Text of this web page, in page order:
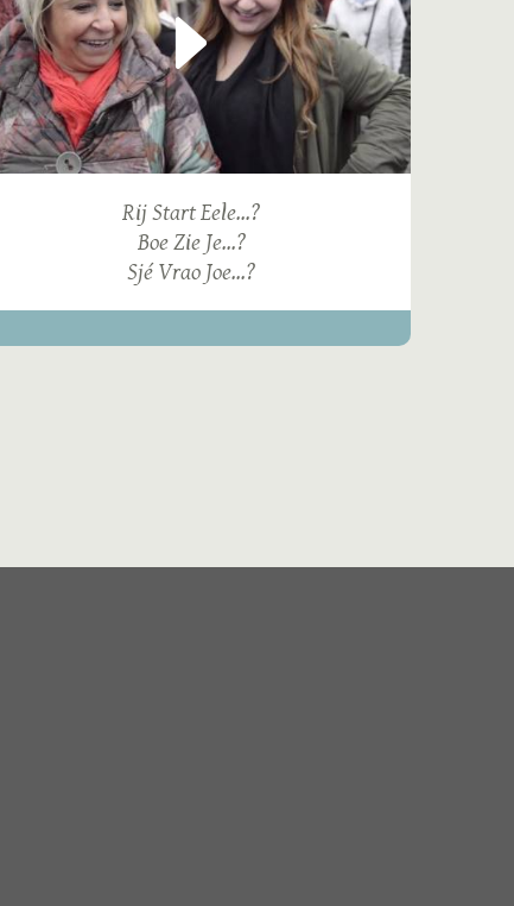
Rij Start Eele...?
Boe Zie Je...?
Sjé Vrao Joe...?